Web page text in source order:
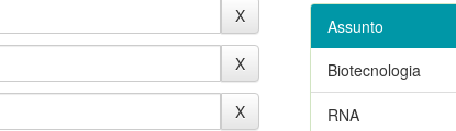
Assunto
Biotecnologia
RNA